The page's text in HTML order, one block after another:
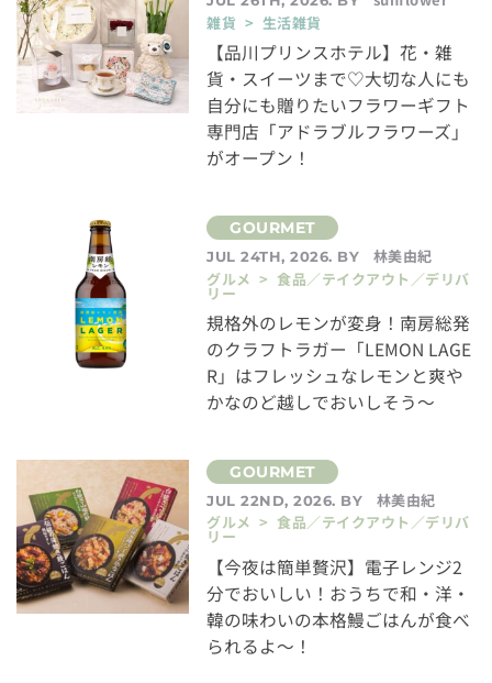
雑貨 > 生活雑貨
【品川プリンスホテル】花・雑
貨・スイーツまで♡大切な人にも
自分にも贈りたいフラワーギフト
専門店「アドラブルフラワーズ」
がオープン！
JUL 24TH, 2026. BY
林美由紀
グルメ > 食品／テイクアウト／デリバ
リー
規格外のレモンが変身！南房総発
のクラフトラガー「LEMON LAGE
R」はフレッシュなレモンと爽や
かなのど越しでおいしそう～
JUL 22ND, 2026. BY
林美由紀
グルメ > 食品／テイクアウト／デリバ
リー
【今夜は簡単贅沢】電子レンジ2
分でおいしい！おうちで和・洋・
韓の味わいの本格鰻ごはんが食べ
られるよ～！